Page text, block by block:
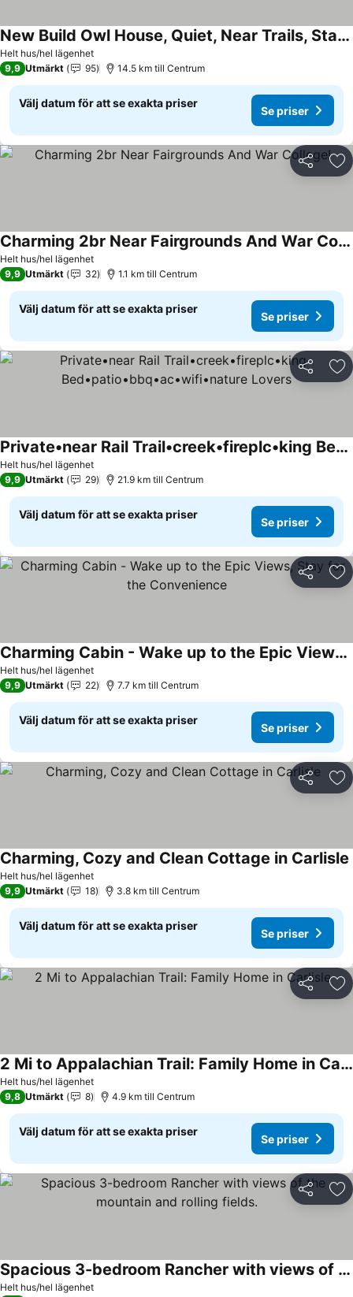
Helt hus/hel lägenhet
New Build Owl House, Quiet, Near Trails, Stargazing!
9,9 Utmärkt 95 14.5 km till Centrum
Välj datum för att se exakta priser
Se priser
Dela
Helt hus/hel lägenhet
Charming 2br Near Fairgrounds And War College!
9,9 Utmärkt 32 1.1 km till Centrum
Välj datum för att se exakta priser
Se priser
Dela
Helt hus/hel lägenhet
Private•near Rail Trail•creek•fireplc•king Bed•patio•bbq•ac•wifi•nature Lovers
9,9 Utmärkt 29 21.9 km till Centrum
Välj datum för att se exakta priser
Se priser
Dela
Helt hus/hel lägenhet
Charming Cabin - Wake up to the Epic Views, Stay for the Convenience
9,9 Utmärkt 22 7.7 km till Centrum
Välj datum för att se exakta priser
Se priser
Dela
Helt hus/hel lägenhet
Charming, Cozy and Clean Cottage in Carlisle
9,9 Utmärkt 18 3.8 km till Centrum
Välj datum för att se exakta priser
Se priser
Dela
Helt hus/hel lägenhet
2 Mi to Appalachian Trail: Family Home in Carlisle
9,8 Utmärkt 8 4.9 km till Centrum
Välj datum för att se exakta priser
Se priser
Dela
Helt hus/hel lägenhet
Spacious 3-bedroom Rancher with views of the mountain and rolling fields.